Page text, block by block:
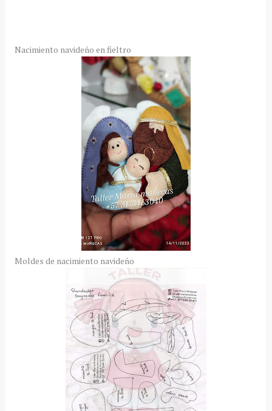
Nacimiento navideño en fieltro
Moldes de nacimiento navideño